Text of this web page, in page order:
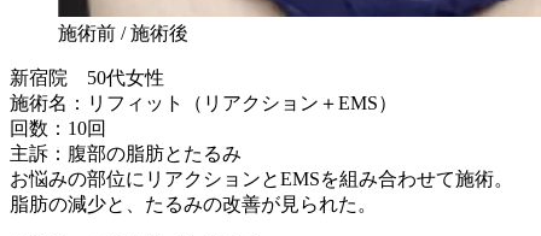
施術前 / 施術後
新宿院 50代女性
施術名：リフィット（リアクション＋EMS）
回数：10回
主訴：腹部の脂肪とたるみ
お悩みの部位にリアクションとEMSを組み合わせて施術。
脂肪の減少と、たるみの改善が見られた。